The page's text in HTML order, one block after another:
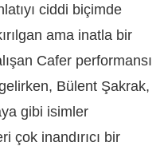
ciddi biçimde
ama inatla bir
Cafer performansı
Bülent Şakrak,
gibi isimler
çok inandırıcı bir